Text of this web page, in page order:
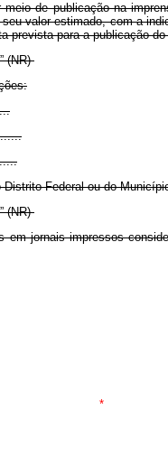
de publicação na
valor estimado, com a
prevista para a publicação
(NR)
Federal ou do
(NR)
jornais impressos
*